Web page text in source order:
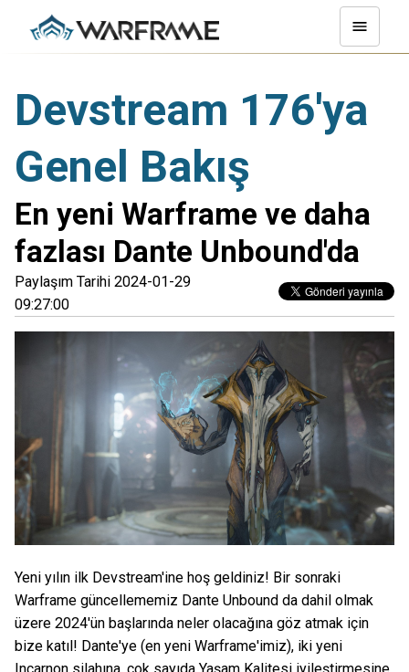
Devstream 176'ya
Genel Bakış
En yeni Warframe ve daha
fazlası Dante Unbound'da
Paylaşım Tarihi 2024-01-29
09:27:00
Yeni yılın ilk Devstream'ine hoş geldiniz! Bir sonraki
Warframe güncellememiz Dante Unbound da dahil olmak
üzere 2024'ün başlarında neler olacağına göz atmak için
bize katıl! Dante'ye (en yeni Warframe'imiz), iki yeni